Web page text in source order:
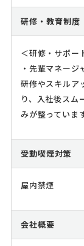
研修・教育制度
＜研修・サポー
・先輩マネー
研修やスキルア
り、入社後スム
みが整っています
受動喫煙対策
屋内禁煙
会社概要